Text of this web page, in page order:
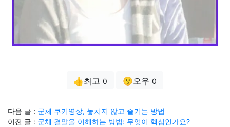
👍최고 0 😗오우 0
다음 글 : 군체 쿠키영상, 놓치지 않고 즐기는 방법
이전 글 : 군체 결말을 이해하는 방법: 무엇이 핵심인가요?